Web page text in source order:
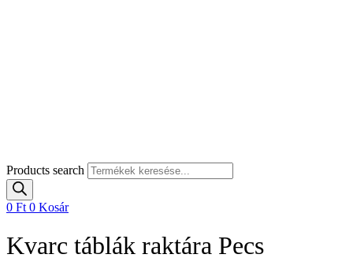
Products search
0 Ft 0 Kosár
Kvarc táblák raktára Pecs